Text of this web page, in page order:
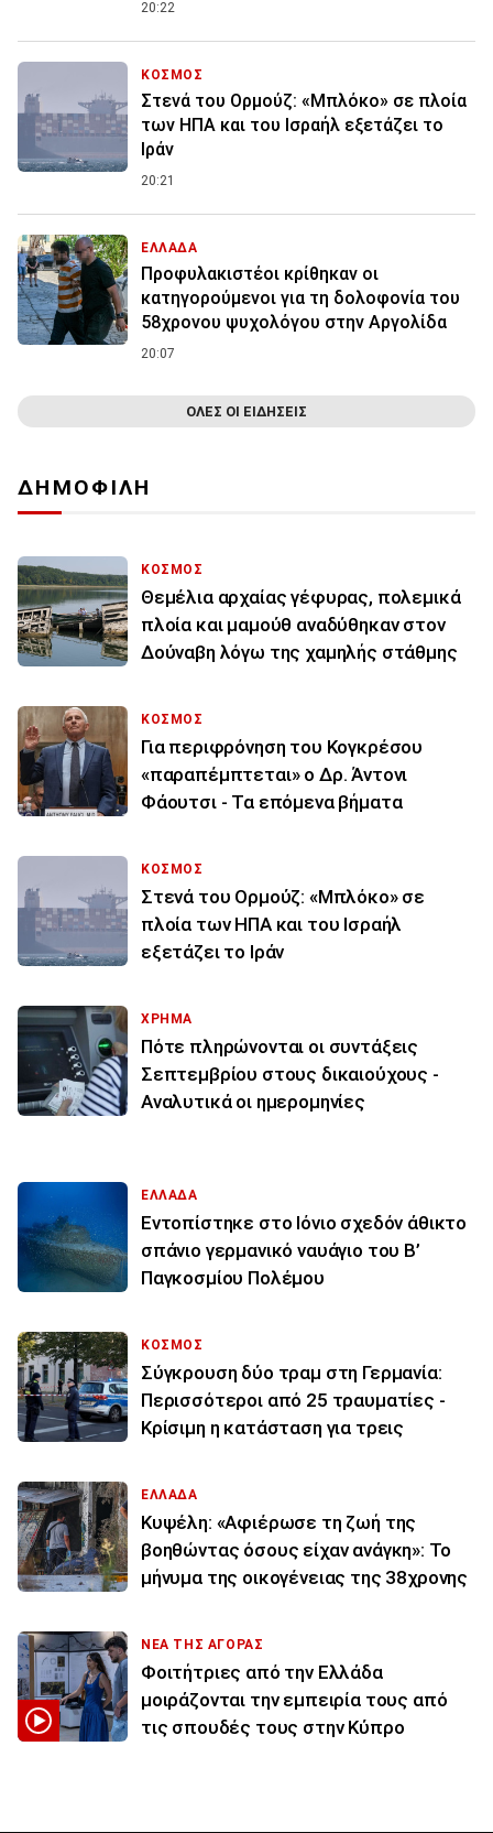
20:22
ΚΟΣΜΟΣ
Στενά του Ορμούζ: «Μπλόκο» σε πλοία
των ΗΠΑ και του Ισραήλ εξετάζει το
Ιράν
20:21
ΕΛΛΑΔΑ
Προφυλακιστέοι κρίθηκαν οι
κατηγορούμενοι για τη δολοφονία του
58χρονου ψυχολόγου στην Αργολίδα
20:07
ΟΛΕΣ ΟΙ ΕΙΔΗΣΕΙΣ
ΔΗΜΟΦΙΛΗ
ΚΟΣΜΟΣ
Θεμέλια αρχαίας γέφυρας, πολεμικά
πλοία και μαμούθ αναδύθηκαν στον
Δούναβη λόγω της χαμηλής στάθμης
ΚΟΣΜΟΣ
Για περιφρόνηση του Κογκρέσου
«παραπέμπτεται» ο Δρ. Άντονι
Φάουτσι - Τα επόμενα βήματα
ΚΟΣΜΟΣ
Στενά του Ορμούζ: «Μπλόκο» σε
πλοία των ΗΠΑ και του Ισραήλ
εξετάζει το Ιράν
ΧΡΗΜΑ
Πότε πληρώνονται οι συντάξεις
Σεπτεμβρίου στους δικαιούχους -
Αναλυτικά οι ημερομηνίες
ΕΛΛΑΔΑ
Εντοπίστηκε στο Ιόνιο σχεδόν άθικτο
σπάνιο γερμανικό ναυάγιο του Β’
Παγκοσμίου Πολέμου
ΚΟΣΜΟΣ
Σύγκρουση δύο τραμ στη Γερμανία:
Περισσότεροι από 25 τραυματίες -
Κρίσιμη η κατάσταση για τρεις
ΕΛΛΑΔΑ
Κυψέλη: «Αφιέρωσε τη ζωή της
βοηθώντας όσους είχαν ανάγκη»: Το
μήνυμα της οικογένειας της 38χρονης
ΝΕΑ ΤΗΣ ΑΓΟΡΑΣ
Φοιτήτριες από την Ελλάδα
μοιράζονται την εμπειρία τους από
τις σπουδές τους στην Κύπρο